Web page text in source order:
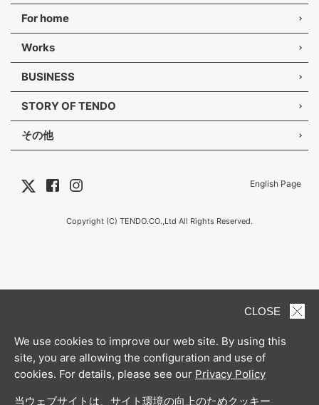
For home
Works
BUSINESS
STORY OF TENDO
その他
English Page
Copyright (C) TENDO.CO.,Ltd All Rights Reserved.
CLOSE
We use cookies to improve our web site. By using this
site, you are allowing the configuration and use of
cookies. For details, please see our Privacy Policy
当ウェブサイトは、サイト環境の向上のためクッキー